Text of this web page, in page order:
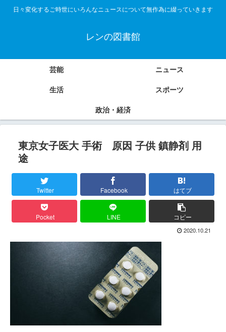
日々変化するご時世にいろんなニュースについて無作為に綴っていきます
レンの図書館
芸能
ニュース
生活
スポーツ
政治・経済
東京女子医大 手術 原因 子供 鎮静剤 用
途
Twitter Facebook はてブ
Pocket LINE コピー
2020.10.21